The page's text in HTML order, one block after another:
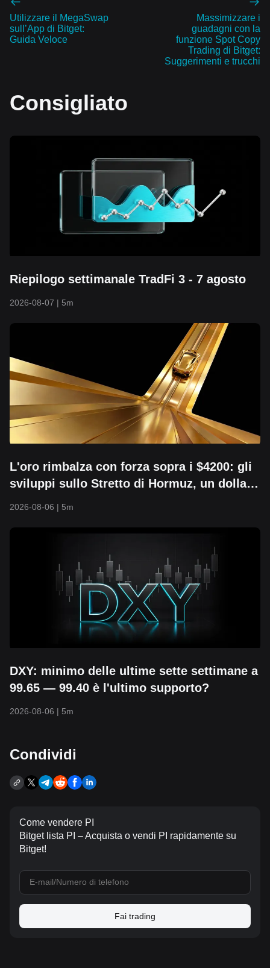
Utilizzare il MegaSwap
sull’App di Bitget:
Guida Veloce
Massimizzare i
guadagni con la
funzione Spot Copy
Trading di Bitget:
Suggerimenti e trucchi
Consigliato
Riepilogo settimanale TradFi 3 - 7 agosto
2026-08-07 | 5m
L'oro rimbalza con forza sopra i $4200: gli
sviluppi sullo Stretto di Hormuz, un dollaro
2026-08-06 | 5m
DXY: minimo delle ultime sette settimane a
99.65 — 99.40 è l'ultimo supporto?
2026-08-06 | 5m
Condividi
Come vendere PI
Bitget lista PI – Acquista o vendi PI rapidamente su
Bitget!
Fai trading